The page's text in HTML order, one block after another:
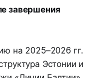
завершения
на 2025–2026 гг.
Эстонии и